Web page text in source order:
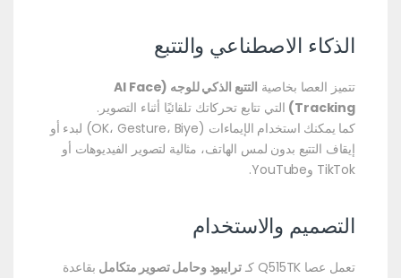
الذكاء الاصطناعي والتتبع
تتميز العصا بخاصية
التتبع الذكي للوجه (AI Face
Tracking) التي تتابع تحركاتك تلقائيًا أثناء التصوير.
كما يمكنك استخدام الإيماءات (OK، Gesture، Biye) لبدء أو
إيقاف التتبع بدون لمس الهاتف، مثالية لتصوير الفيديوهات أو
TikTok وYouTube.
التصميم والاستخدام
تعمل عصا Q515TK كـ ترايبود وحامل تصوير متكامل بقاعدة